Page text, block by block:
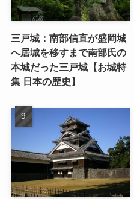
三戸城：南部信直が盛岡城
へ居城を移すまで南部氏の
本城だった三戸城【お城特
集 日本の歴史】